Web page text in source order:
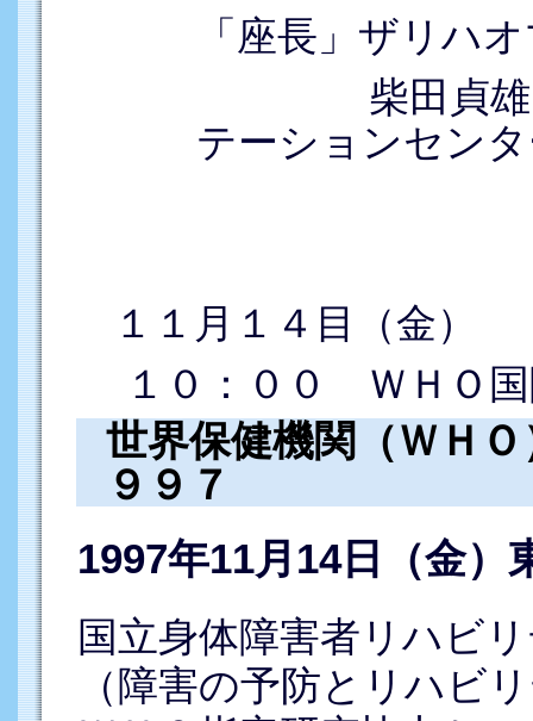
「座長」ザリハ
柴田貞雄（
テーションセン
１１月１４目（金）
１０：００ ＷＨＯ
世界保健機関（ＷＨ
９９７
1997年11月14日（金）
国立身体障害者リハビ
（障害の予防とリハビ